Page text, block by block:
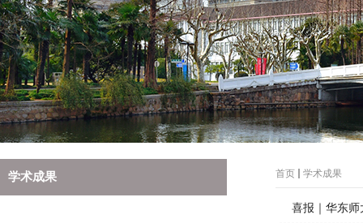
学术成果 首页 学术成果
喜报｜华东